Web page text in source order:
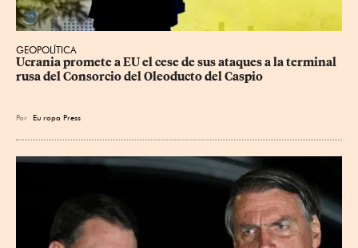
GEOPOLÍTICA
Ucrania promete a EU el cese de sus ataques a la terminal
rusa del Consorcio del Oleoducto del Caspio
Por Eu ropa Press